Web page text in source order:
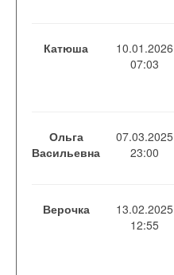
Катюша
10.01.2026
07:03
Ольга
Васильевна
07.03.2025
23:00
Верочка
13.02.2025
12:55